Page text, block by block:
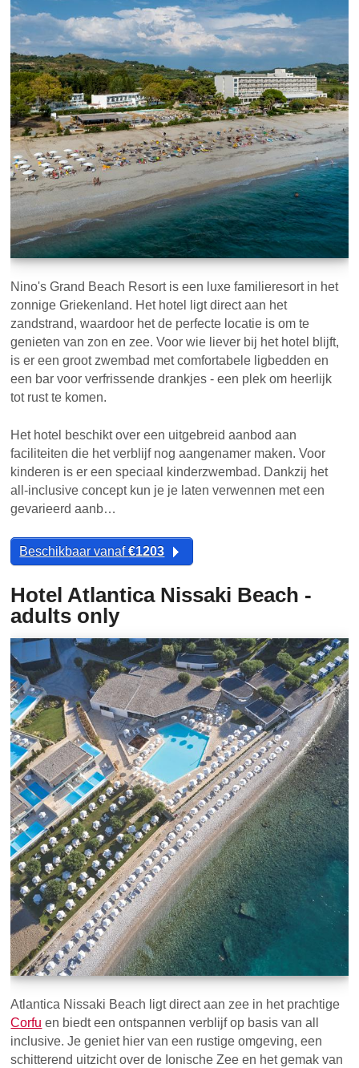
Nino's Grand Beach Resort is een luxe familieresort in het
zonnige Griekenland. Het hotel ligt direct aan het
zandstrand, waardoor het de perfecte locatie is om te
genieten van zon en zee. Voor wie liever bij het hotel blijft,
is er een groot zwembad met comfortabele ligbedden en
een bar voor verfrissende drankjes - een plek om heerlijk
tot rust te komen.
Het hotel beschikt over een uitgebreid aanbod aan
faciliteiten die het verblijf nog aangenamer maken. Voor
kinderen is er een speciaal kinderzwembad. Dankzij het
all-inclusive concept kun je je laten verwennen met een
gevarieerd aanb…
Beschikbaar vanaf€1203
Hotel Atlantica Nissaki Beach -
adults only
Atlantica Nissaki Beach ligt direct aan zee in het prachtige
Corfu en biedt een ontspannen verblijf op basis van all
inclusive. Je geniet hier van een rustige omgeving, een
schitterend uitzicht over de Ionische Zee en het gemak van